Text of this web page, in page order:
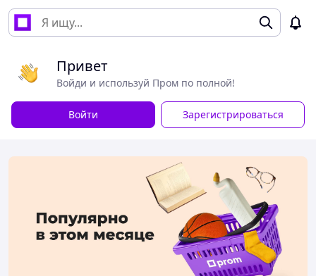
Привет
Войди и используй Пром по полной!
Войти Зарегистрироваться